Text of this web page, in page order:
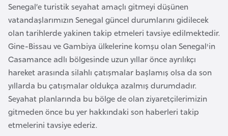
Senegal’e turistik seyahat amaçlı gitmeyi düşünen
vatandaşlarımızın Senegal güncel durumlarını gidilecek
olan tarihlerde yakinen takip etmeleri tavsiye edilmektedir.
Gine-Bissau ve Gambiya ülkelerine komşu olan Senegal'in
Casamance adlı bölgesinde uzun yıllar önce ayrılıkçı
hareket arasında silahlı çatışmalar başlamış olsa da son
yıllarda bu çatışmalar oldukça azalmış durumdadır.
Seyahat planlarında bu bölge de olan ziyaretçilerimizin
gitmeden önce bu yer hakkındaki son haberleri takip
etmelerini tavsiye ederiz.
B
o
s
n
a
H
e
r
s